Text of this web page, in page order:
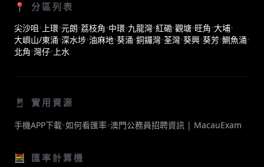
📍 分區列表
尖沙咀• 上環•元朗•荔枝角•中環•九龍灣•紅磡•觀塘•旺角•大埔•
大嶼山/東涌•深水埗•油麻地•葵涌•銅鑼灣•荃灣•葵興•葵芳•鰂魚涌•
北角•灣仔• 上水
📱 實用資源
手機APP下載•如何看匯率•澳門公務員招聘資訊 | MacauExam
🧮 匯率計算機